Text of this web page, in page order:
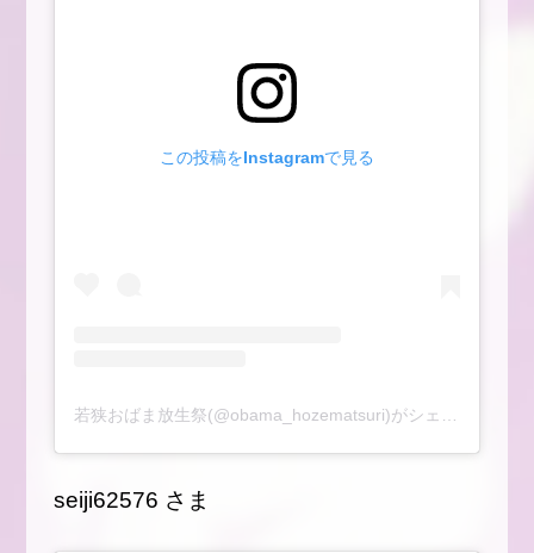
この投稿をInstagramで見る
seiji62576 さま